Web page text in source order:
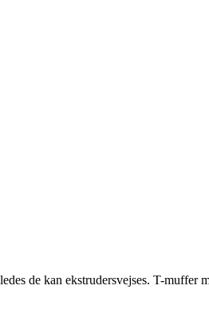
de kan ekstrudersvejses. T-muffer